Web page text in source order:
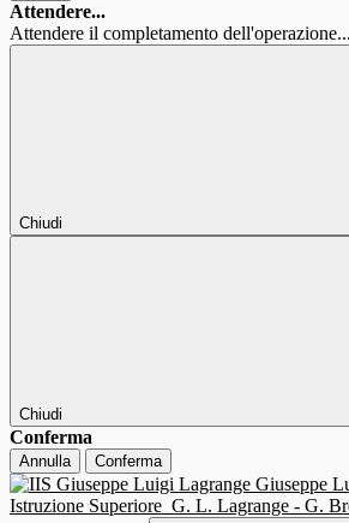
Attendere...
Attendere il completamento dell'operazione...
Chiudi
Chiudi
Conferma
Annulla Conferma
Giuseppe
Istruzione Superiore G. L. Lagrange - G.